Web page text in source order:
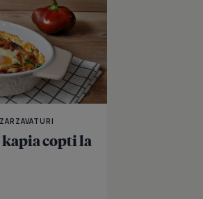
kapia copti la